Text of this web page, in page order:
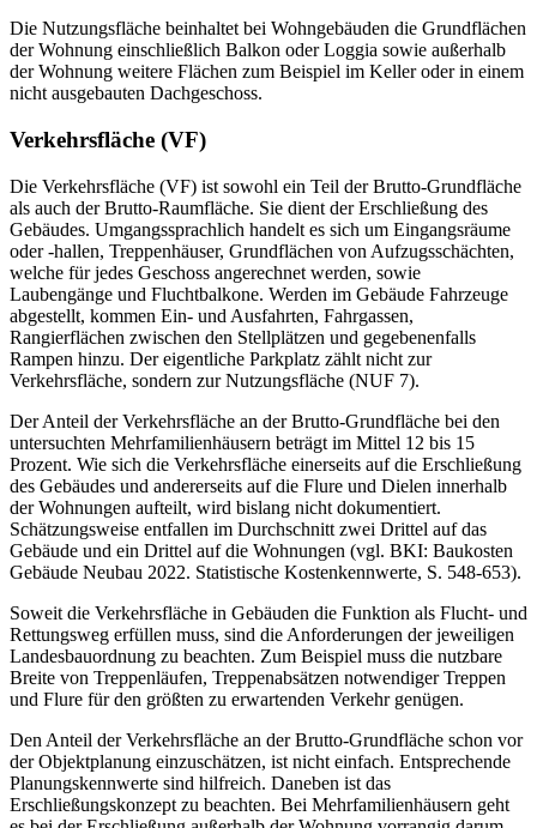
Die Nutzungsfläche beinhaltet bei Wohngebäuden die Grundflächen
der Wohnung einschließlich Balkon oder Loggia sowie außerhalb
der Wohnung weitere Flächen zum Beispiel im Keller oder in einem
nicht ausgebauten Dachgeschoss.
Verkehrsfläche (VF)
Die Verkehrsfläche (VF) ist sowohl ein Teil der Brutto-Grundfläche
als auch der Brutto-Raumfläche. Sie dient der Erschließung des
Gebäudes. Umgangssprachlich handelt es sich um Eingangsräume
oder -hallen, Treppenhäuser, Grundflächen von Aufzugsschächten,
welche für jedes Geschoss angerechnet werden, sowie
Laubengänge und Fluchtbalkone. Werden im Gebäude Fahrzeuge
abgestellt, kommen Ein- und Ausfahrten, Fahrgassen,
Rangierflächen zwischen den Stellplätzen und gegebenenfalls
Rampen hinzu. Der eigentliche Parkplatz zählt nicht zur
Verkehrsfläche, sondern zur Nutzungsfläche (NUF 7).
Der Anteil der Verkehrsfläche an der Brutto-Grundfläche bei den
untersuchten Mehrfamilienhäusern beträgt im Mittel 12 bis 15
Prozent. Wie sich die Verkehrsfläche einerseits auf die Erschließung
des Gebäudes und andererseits auf die Flure und Dielen innerhalb
der Wohnungen aufteilt, wird bislang nicht dokumentiert.
Schätzungsweise entfallen im Durchschnitt zwei Drittel auf das
Gebäude und ein Drittel auf die Wohnungen (vgl. BKI: Baukosten
Gebäude Neubau 2022. Statistische Kostenkennwerte, S. 548-653).
Soweit die Verkehrsfläche in Gebäuden die Funktion als Flucht- und
Rettungsweg erfüllen muss, sind die Anforderungen der jeweiligen
Landesbauordnung zu beachten. Zum Beispiel muss die nutzbare
Breite von Treppenläufen, Treppenabsätzen notwendiger Treppen
und Flure für den größten zu erwartenden Verkehr genügen.
Den Anteil der Verkehrsfläche an der Brutto-Grundfläche schon vor
der Objektplanung einzuschätzen, ist nicht einfach. Entsprechende
Planungskennwerte sind hilfreich. Daneben ist das
Erschließungskonzept zu beachten. Bei Mehrfamilienhäusern geht